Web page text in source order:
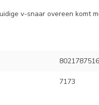
v-snaar overeen komt
7173